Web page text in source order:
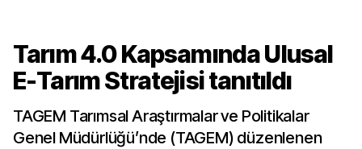
Tarım 4.0 Kapsamında Ulusal
E-Tarım Stratejisi tanıtıldı
TAGEM Tarımsal Araştırmalar ve Politikalar
Genel Müdürlüğü’nde (TAGEM) düzenlenen